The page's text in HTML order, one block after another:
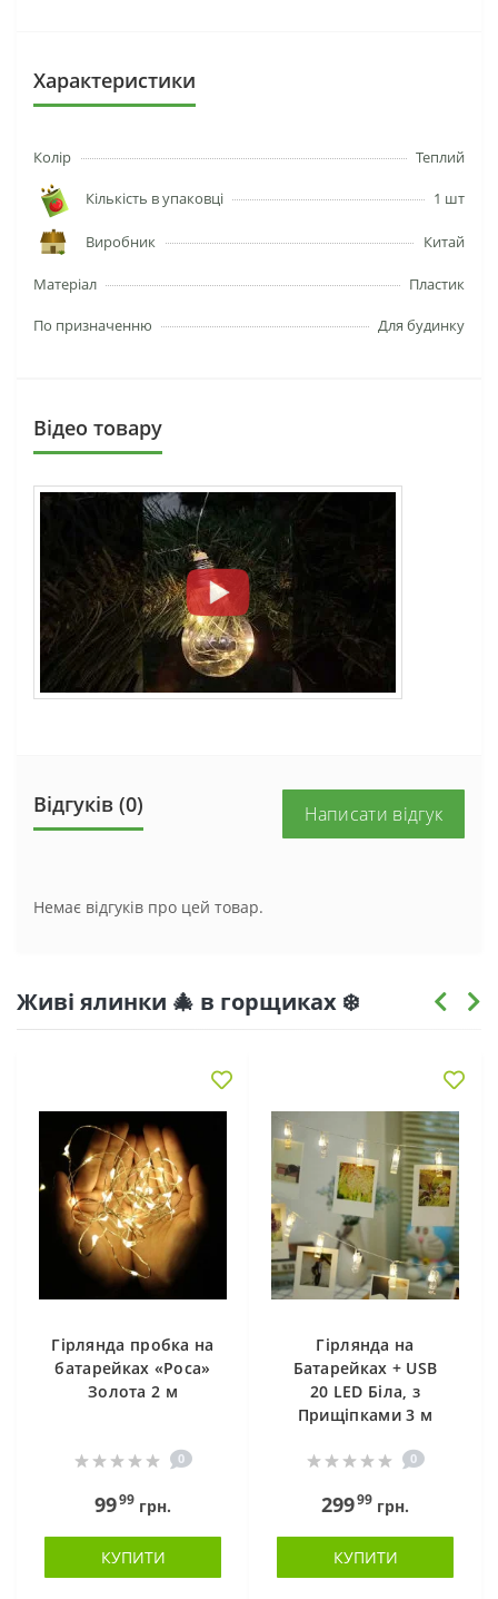
Характеристики
Колір Теплий
Кількість в упаковці 1 шт
Виробник Китай
Матеріал Пластик
По призначенню Для будинку
Вiдео товару
Відгуків (0) Написати відгук
Немає відгуків про цей товар.
Живі ялинки 🎄 в горщиках ❄️
Гірлянда пробка на
батарейках «Роса»
Золота 2 м
0
9999 грн.
КУПИТИ
Гірлянда на
Батарейках + USB
20 LED Біла, з
Прищіпками 3 м
0
29999 грн.
КУПИТИ